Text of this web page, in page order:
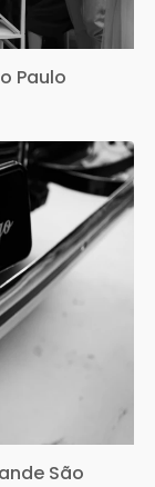
Paulo
São